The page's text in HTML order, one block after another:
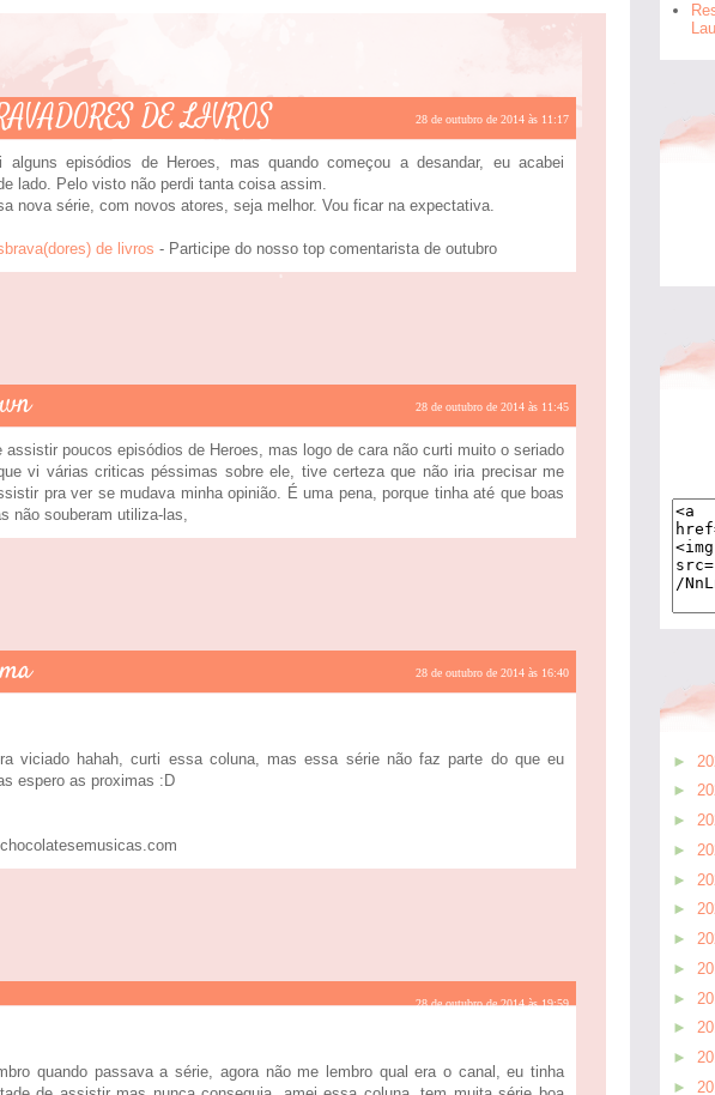
DE LIVROS 28 de outubro de 2014 às 11:17
alguns episódios de Heroes, mas quando começou a desandar, eu acabei
lado. Pelo visto não perdi tanta coisa assim.
nova série, com novos atores, seja melhor. Vou ficar na expectativa.
de livros - Participe do nosso top comentarista de outubro
28 de outubro de 2014 às 11:45
assistir poucos episódios de Heroes, mas logo de cara não curti muito o seriado
vi várias criticas péssimas sobre ele, tive certeza que não iria precisar me
pra ver se mudava minha opinião. É uma pena, porque tinha até que boas
não souberam utiliza-las,
28 de outubro de 2014 às 16:40
viciado hahah, curti essa coluna, mas essa série não faz parte do que eu
espero as proximas :D
28 de outubro de 2014 às 19:59
quando passava a série, agora não me lembro qual era o canal, eu tinha
►
►
►
►
►
►
►
►
►
►
►
►